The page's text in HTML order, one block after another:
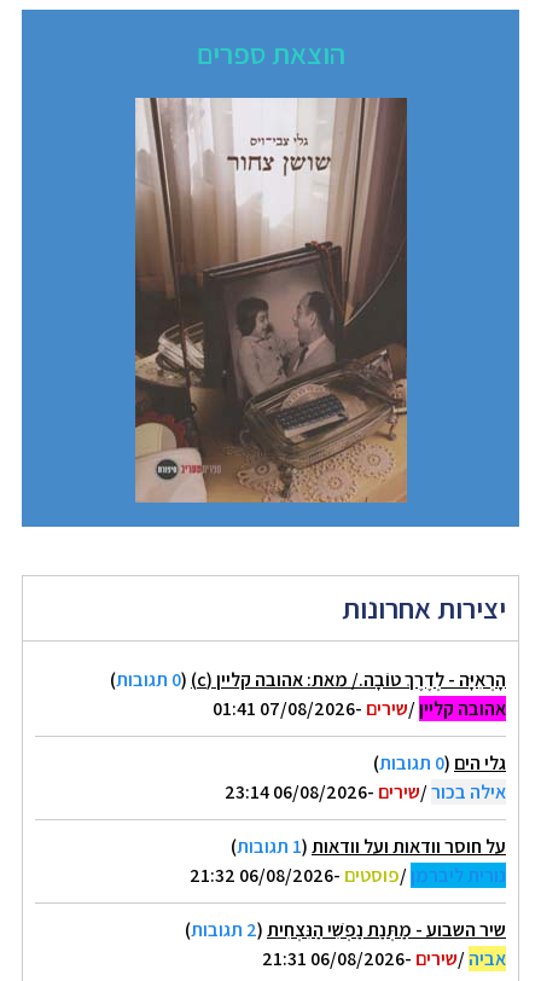
הוצאת ספרים
יצירות אחרונות
הָרְאִיָּה - לְדֶרֶךְ טוֹבָה./ מאת: אהובה קליין (c) (0 תגובות
)
אהובה קליין/שירים -07/08/2026 01:41
גלי הים (0 תגובות
)
אילה בכור/שירים -06/08/2026 23:14
על חוסר וודאות ועל וודאות(1 תגובות
)
נורית ליברמן/פוסטים -06/08/2026 21:32
שיר השבוע - מַתְּנַת נַפְשִׁי הַנִּצְחִית(2 תגובות
)
אביה/שירים -06/08/2026 21:31